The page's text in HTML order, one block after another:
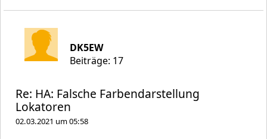
DK5EW
Beiträge: 17
Re: HA: Falsche Farbendarstellung
Lokatoren
02.03.2021 um 05:58